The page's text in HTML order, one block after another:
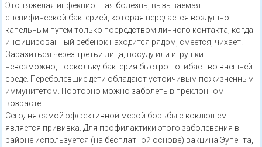
Это тяжелая инфекционная болезнь, вызываемая
специфической бактерией, которая передается воздушно-
капельным путем только посредством личного контакта, когда
инфицированный ребенок находится рядом, смеется, чихает.
Заразиться через третьи лица, посуду или игрушки
невозможно, поскольку бактерия быстро погибает во внешней
среде. Переболевшие дети обладают устойчивым пожизненным
иммунитетом. Повторно можно заболеть в преклонном
возрасте.
Сегодня самой эффективной мерой борьбы с коклюшем
является прививка. Для профилактики этого заболевания в
районе используется (на бесплатной основе) вакцина Эупента,